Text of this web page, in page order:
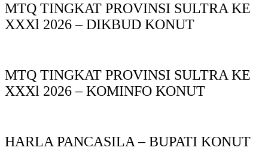
MTQ TINGKAT PROVINSI SULTRA KE
XXXl 2026 – DIKBUD KONUT
MTQ TINGKAT PROVINSI SULTRA KE
XXXl 2026 – KOMINFO KONUT
HARLA PANCASILA – BUPATI KONUT